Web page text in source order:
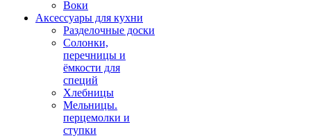
Воки
Аксессуары для кухни
Разделочные доски
Солонки,
перечницы и
ёмкости для
специй
Хлебницы
Мельницы.
перцемолки и
ступки